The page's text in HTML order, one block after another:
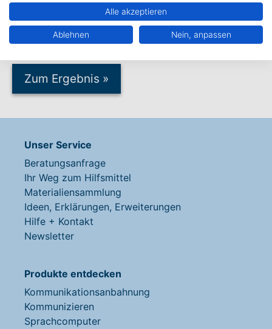
Suche:
Zum Ergebnis »
Unser Service
Beratungsanfrage
Ihr Weg zum Hilfsmittel
Materialiensammlung
Ideen, Erklärungen, Erweiterungen
Hilfe + Kontakt
Newsletter
Produkte entdecken
Kommunikationsanbahnung
Kommunizieren
Sprachcomputer
Alle akzeptieren
Ablehnen Nein, anpassen